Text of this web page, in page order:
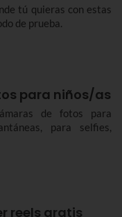
tú quieras con estas
de prueba.
para niños/as
de fotos para
para selfies,
reels gratis